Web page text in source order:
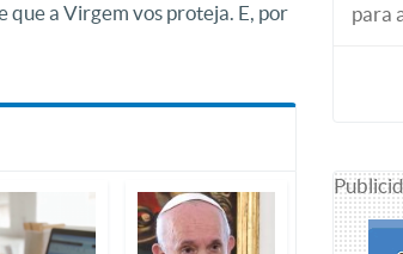
que a Virgem vos proteja. E, por
para